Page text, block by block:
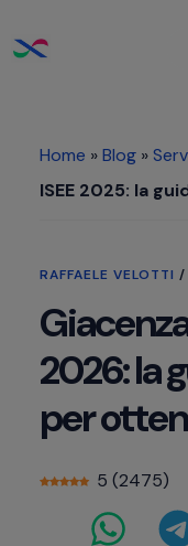
alla
primaria
paginaHome »Blog»
ISEE 2025: la
RAFFAELE VELOTTI /
2026: la
per
5 (2475)